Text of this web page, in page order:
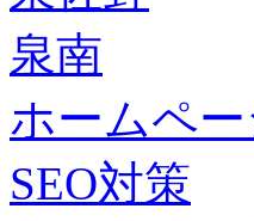
泉南
ホームペ
SEO対策